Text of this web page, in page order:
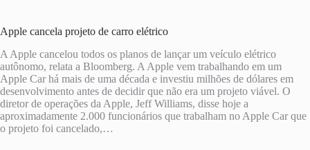
Apple cancela projeto de carro elétrico
A Apple cancelou todos os planos de lançar um veículo elétrico
autônomo, relata a Bloomberg. A Apple vem trabalhando em um
Apple Car há mais de uma década e investiu milhões de dólares em
desenvolvimento antes de decidir que não era um projeto viável. O
diretor de operações da Apple, Jeff Williams, disse hoje a
aproximadamente 2.000 funcionários que trabalham no Apple Car que
o projeto foi cancelado,…